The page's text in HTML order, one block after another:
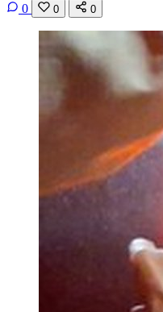
0
0 0